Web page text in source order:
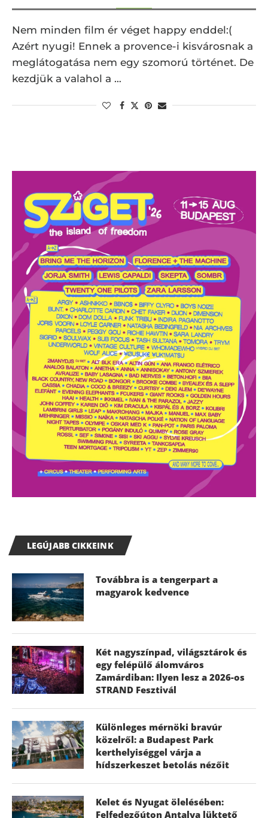
Nem minden film ér véget happy enddel:(
Azért nyugi! Ennek a provence-i kisvárosnak a
meglátogatása nem egy szomorú történet. De
kezdjük a valahol a …
LEGÚJABB CIKKEINK
Továbbra is a tengerpart a
magyarok kedvence
Két nagyszínpad, világsztárok és
egy felépülő álomváros
Zamárdiban: Ilyen lesz a 2026-os
STRAND Fesztivál
Különleges mérnöki bravúr
közelről: a Budapest Park
kerthelyiséggel várja a
hídszerkeszet betolás nézőit
Kelet és Nyugat ölelésében:
Felfedezőúton Antalya lüktető